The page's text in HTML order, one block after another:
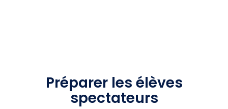
Préparer les élèves
spectateurs